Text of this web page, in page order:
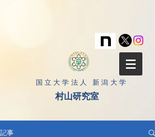
​国立大学法人 新潟大学
村山研究室
記事